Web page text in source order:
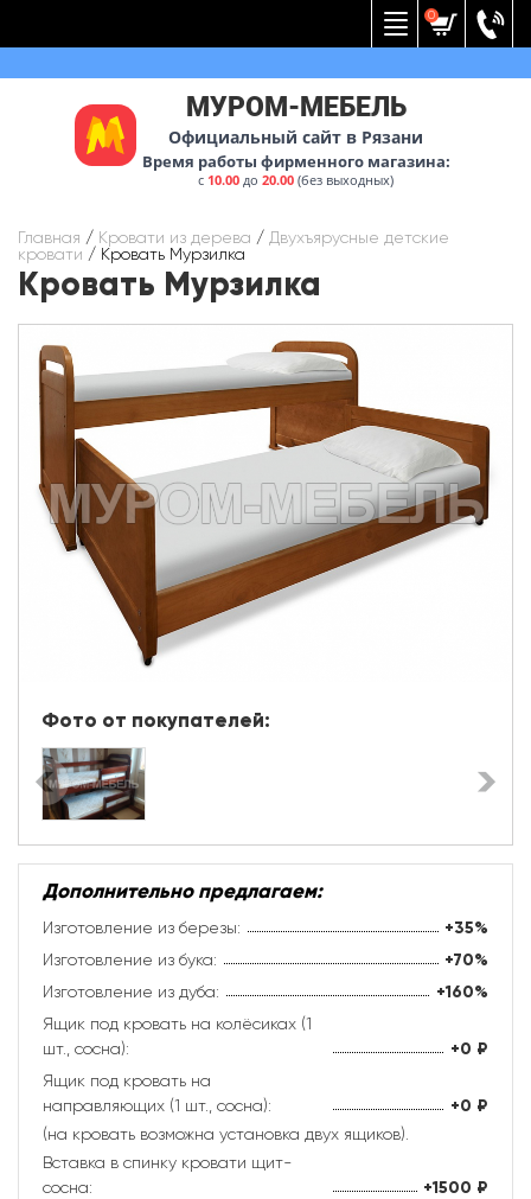
0
МУРОМ-МЕБЕЛЬ
Официальный сайт в Рязани
Время работы фирменного магазина:
с 10.00 до20.00 (без выходных)
Главная / Кровати из дерева / Двухъярусные детские
кровати / Кровать Мурзилка
Кровать Мурзилка
Фото от покупателей:
Дополнительно предлагаем:
Изготовление из березы: +35%
Изготовление из бука: +70%
Изготовление из дуба: +160%
Ящик под кровать на колёсиках (1
шт., сосна):
+0 ₽
Ящик под кровать на
направляющих (1 шт., сосна):
+0 ₽
(на кровать возможна установка двух ящиков).
Вставка в спинку кровати щит-
сосна:
+1500 ₽